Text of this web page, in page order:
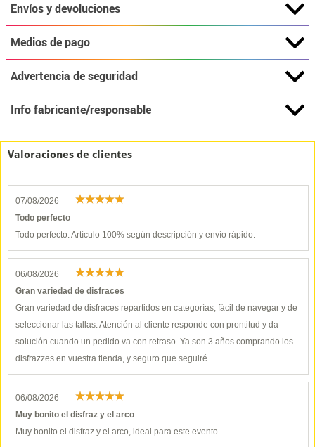
Envíos y devoluciones
Medios de pago
Advertencia de seguridad
Info fabricante/responsable
Valoraciones de clientes
07/08/2026
Todo perfecto
Todo perfecto. Artículo 100% según descripción y envío rápido.
06/08/2026
Gran variedad de disfraces
Gran variedad de disfraces repartidos en categorías, fácil de navegar y de
seleccionar las tallas. Atención al cliente responde con prontitud y da
solución cuando un pedido va con retraso. Ya son 3 años comprando los
disfrazzes en vuestra tienda, y seguro que seguiré.
06/08/2026
Muy bonito el disfraz y el arco
Muy bonito el disfraz y el arco, ideal para este evento